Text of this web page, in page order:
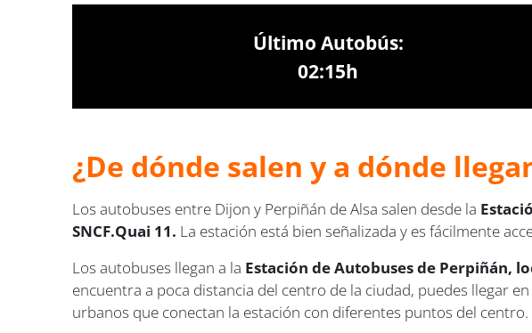
Último Autobús:
02:15h
¿De dónde salen y a dónde
Los autobuses entre Dijon y Perpiñán de Alsa salen desde la
SNCF.Quai 11. La estación está bien señalizada y es fácilmente
Los autobuses llegan a la Estación de Autobuses de Perpiñán,
encuentra a poca distancia del centro de la ciudad, puedes llegar
urbanos que conectan la estación con diferentes puntos del centro.